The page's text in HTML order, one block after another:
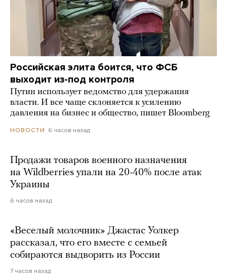
Российская элита боится, что ФСБ
выходит из-под контроля
Путин использует ведомство для удержания
власти. И все чаще склоняется к усилению
давления на бизнес и общество, пишет Bloomberg
НОВОСТИ 6 часов назад
Продажи товаров военного назначения
на Wildberries упали на 20-40% после атак
Украины
6 часов назад
«Веселый молочник» Джастас Уолкер
рассказал, что его вместе с семьей
собираются выдворить из России
7 часов назад